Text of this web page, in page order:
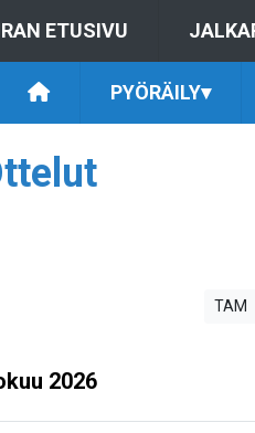
ETUSIVU
PYÖRÄILY▾
TAM
2026